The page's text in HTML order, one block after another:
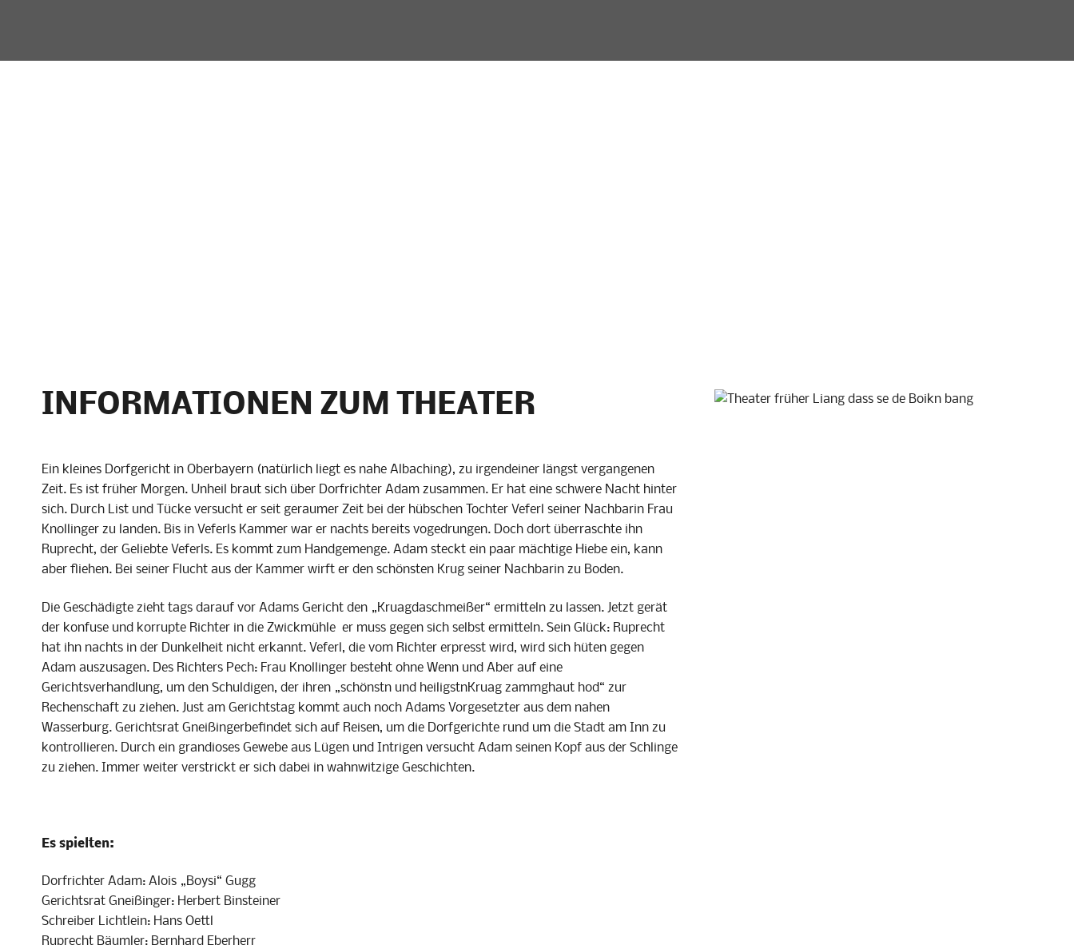
INFORMATIONEN ZUM THEATER
Ein kleines Dorfgericht in Oberbayern (natürlich liegt es nahe Albaching), zu irgendeiner längst vergangenen
Zeit. Es ist früher Morgen. Unheil braut sich über Dorfrichter Adam zusammen. Er hat eine schwere Nacht hinter
sich. Durch List und Tücke versucht er seit geraumer Zeit bei der hübschen Tochter Veferl seiner Nachbarin Frau
Knollinger zu landen. Bis in Veferls Kammer war er nachts bereits vogedrungen. Doch dort überraschte ihn
Ruprecht, der Geliebte Veferls. Es kommt zum Handgemenge. Adam steckt ein paar mächtige Hiebe ein, kann
aber fliehen. Bei seiner Flucht aus der Kammer wirft er den schönsten Krug seiner Nachbarin zu Boden.
Die Geschädigte zieht tags darauf vor Adams Gericht den „Kruagdaschmeißer“ ermitteln zu lassen. Jetzt gerät
der konfuse und korrupte Richter in die Zwickmühle er muss gegen sich selbst ermitteln. Sein Glück: Ruprecht
hat ihn nachts in der Dunkelheit nicht erkannt. Veferl , die vom Richter erpresst wird, wird sich hüten gegen
Adam auszusagen. Des Richters Pech: Frau Knollinger besteht ohne Wenn und Aber auf eine
Gerichtsverhandlung, um den Schuldigen, der ihren „schönstn und heiligstnKruag zammghaut hod“ zur
Rechenschaft zu ziehen. Just am Gerichtstag kommt auch noch Adams Vorgesetzter aus dem nahen
Wasserburg. Gerichtsrat Gneißingerbefindet sich auf Reisen, um die Dorfgerichte rund um die Stadt am Inn zu
kontrollieren. Durch ein grandioses Gewebe aus Lügen und Intrigen versucht Adam seinen Kopf aus der Schlinge
zu ziehen. Immer weiter verstrickt er sich dabei in wahnwitzige Geschichten.
Es spielten:
Dorfrichter Adam: Alois „Boysi“ Gugg
Gerichtsrat Gneißinger: Herbert Binsteiner
Schreiber Lichtlein: Hans Oettl
Ruprecht Bäumler: Bernhard Eberherr